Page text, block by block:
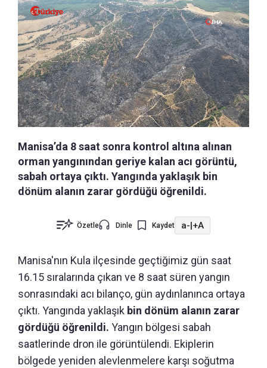
Manisa’da 8 saat sonra kontrol altına alınan
orman yangınından geriye kalan acı görüntü,
sabah ortaya çıktı. Yangında yaklaşık bin
dönüm alanın zarar gördüğü öğrenildi.
Özetle Dinle Kaydet a-|+A
Manisa'nın Kula ilçesinde geçtiğimiz gün saat
16.15 sıralarında çıkan ve 8 saat süren yangın
sonrasındaki acı bilanço, gün aydınlanınca ortaya
çıktı. Yangında yaklaşık bin dönüm alanın zarar
gördüğü öğrenildi. Yangın bölgesi sabah
saatlerinde dron ile görüntülendi. Ekiplerin
bölgede yeniden alevlenmelere karşı soğutma